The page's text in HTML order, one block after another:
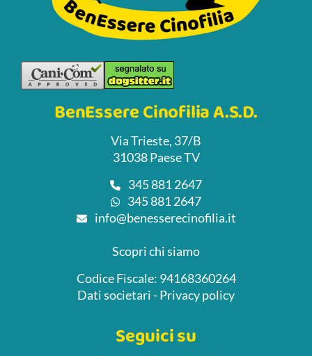
BenEssere Cinofilia A.S.D.
Via Trieste, 37/B
31038 Paese TV
345 881 2647
345 881 2647
info@benesserecinofilia.it
Scopri chi siamo
Codice Fiscale: 94168360264
Dati societari -Privacy policy
Seguici su